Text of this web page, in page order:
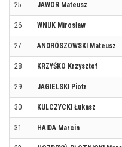
25 JAWOR Mateusz
26 WNUK Mirosław
27 ANDRÓSZOWSKI Mateusz
28 KRZYŚKO Krzysztof
29 JAGIELSKI Piotr
30 KULCZYCKI Łukasz
31 HAIDA Marcin